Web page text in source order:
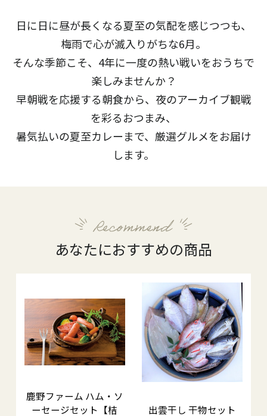
日に日に昼が長くなる夏至の気配を感じつつも、
梅雨で心が滅入りがちな6月。
そんな季節こそ、4年に一度の熱い戦いをおうちで
楽しみませんか？
早朝戦を応援する朝食から、夜のアーカイブ観戦
を彩るおつまみ、
暑気払いの夏至カレーまで、厳選グルメをお届け
します。
あなたにおすすめの商品
鹿野ファーム ハム・ソ
ーセージセット【桔
出雲干し 干物セット